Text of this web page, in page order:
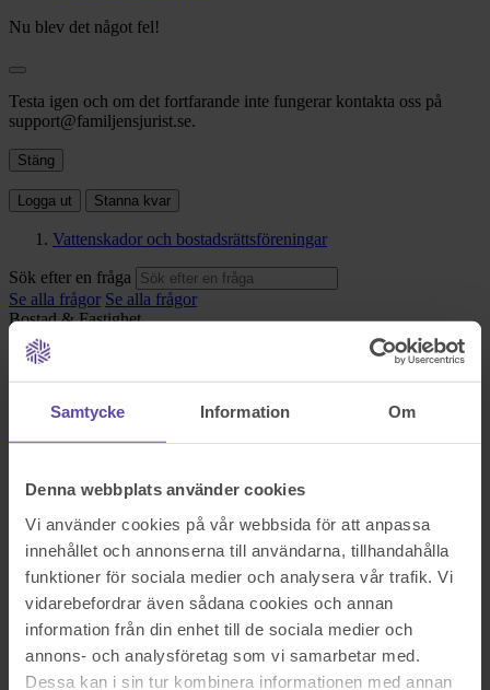
Samtycke Information Om
Denna webbplats använder cookies
Vi använder cookies på vår webbsida för att anpassa
innehållet och annonserna till användarna, tillhandahålla
funktioner för sociala medier och analysera vår trafik. Vi
vidarebefordrar även sådana cookies och annan
information från din enhet till de sociala medier och
annons- och analysföretag som vi samarbetar med.
Dessa kan i sin tur kombinera informationen med annan
Nu blev det något fel!
Testa igen och om det fortfarande inte fungerar kontakta oss på
support@familjensjurist.se.
Stäng
Logga ut Stanna kvar
Vattenskador och bostadsrättsföreningar
Sök efter en fråga
Se alla frågor Se alla frågor
Bostad & Fastighet
Vattenskador och
bostadsrättsföreningar
Vi har en vattenskada i en lägenhet i vår bostadsrättsförening,
kostnaderna för skadorna, sånär som på självrisk och åldersavdraget.
I detta fall är lägenheten inte renoverad sedan 1980-talet. Är det
verkligen sant att föreningen får stå för kostnaden av åldersavdraget
då???
Sök efter en fråga